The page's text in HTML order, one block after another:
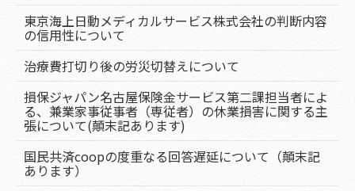
東京海上日動メディカルサービス株式会社の判断内容
の信用性について
治療費打切り後の労災切替えについて
損保ジャパン名古屋保険金サービス第二課担当者によ
る、兼業家事従事者（専従者）の休業損害に関する主
張について(顛末記あります)
国民共済coopの度重なる回答遅延について（顛末記
あります）